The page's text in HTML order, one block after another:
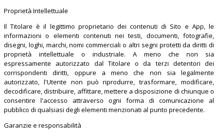
Proprietà Intellettuale
Il Titolare è il legittimo proprietario dei contenuti di Sito e App, le
informazioni o elementi contenuti nei testi, documenti, fotografie,
disegni, loghi, marchi, nomi commerciali o altri segni protetti da diritti di
proprietà intellettuale o industriale. A meno che non sia
espressamente autorizzato dal Titolare o da terzi detentori dei
corrispondenti diritti, oppure a meno che non sia legalmente
autorizzato, l'Utente non può riprodurre, trasformare, modificare,
decodificare, distribuire, affittare, mettere a disposizione di chiunque o
consentire l'accesso attraverso ogni forma di comunicazione al
pubblico di qualsiasi degli elementi menzionati al punto precedente.
Garanzie e responsabilità